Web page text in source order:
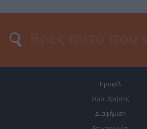
Προφίλ
Οροι Χρήσης
Διαφήμιση